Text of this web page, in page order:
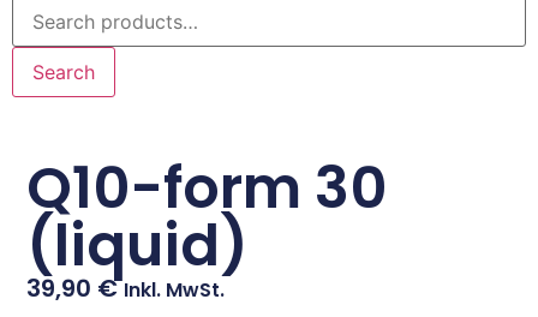
Search
Q10-form 30
(liquid)
39,90 € Inkl. MwSt.